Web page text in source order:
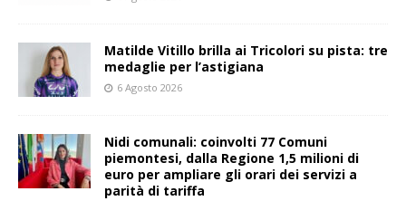
Matilde Vitillo brilla ai Tricolori su pista: tre
medaglie per l’astigiana
6 Agosto 2026
Nidi comunali: coinvolti 77 Comuni
piemontesi, dalla Regione 1,5 milioni di
euro per ampliare gli orari dei servizi a
parità di tariffa